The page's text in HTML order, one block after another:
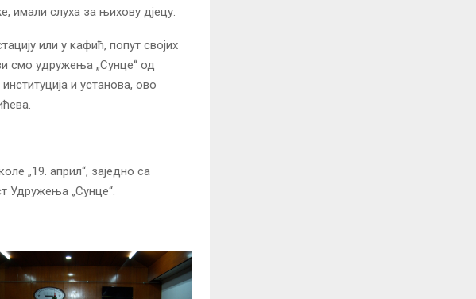
имали слуха за њихову дјецу.
или у кафић, попут својих
смо удружења „Сунце“ од
и установа, ово
„19. април“, заједно са
Удружења „Сунце“.